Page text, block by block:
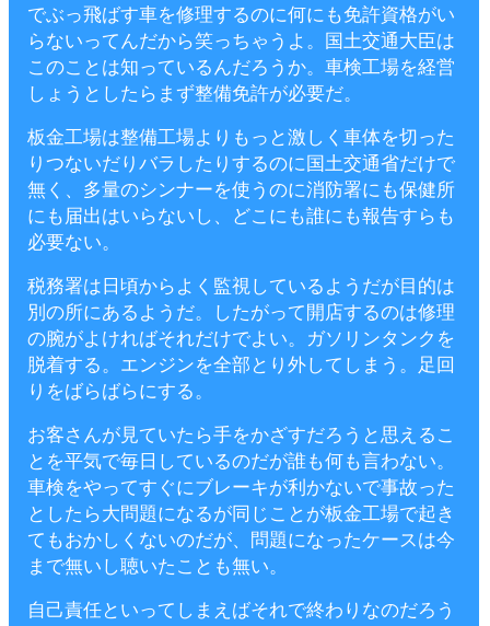
でぶっ飛ばす車を修理するのに何にも免許資格がい
らないってんだから笑っちゃうよ。国土交通大臣は
このことは知っているんだろうか。車検工場を経営
しょうとしたらまず整備免許が必要だ。
板金工場は整備工場よりもっと激しく車体を切った
りつないだりバラしたりするのに国土交通省だけで
無く、多量のシンナーを使うのに消防署にも保健所
にも届出はいらないし、どこにも誰にも報告すらも
必要ない。
税務署は日頃からよく監視しているようだが目的は
別の所にあるようだ。したがって開店するのは修理
の腕がよければそれだけでよい。ガソリンタンクを
脱着する。エンジンを全部とり外してしまう。足回
りをばらばらにする。
お客さんが見ていたら手をかざすだろうと思えるこ
とを平気で毎日しているのだが誰も何も言わない。
車検をやってすぐにブレーキが利かないで事故った
としたら大問題になるが同じことが板金工場で起き
てもおかしくないのだが、問題になったケースは今
まで無いし聴いたことも無い。
自己責任といってしまえばそれで終わりなのだろう